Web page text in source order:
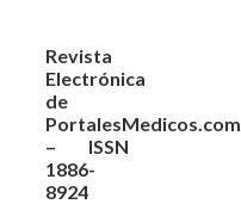
Revista
Electrónica
de
PortalesMedicos.com
– ISSN
1886-
8924